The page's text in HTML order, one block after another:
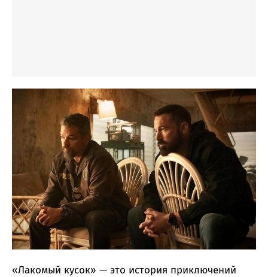
«Лакомый кусок» — это история приключений